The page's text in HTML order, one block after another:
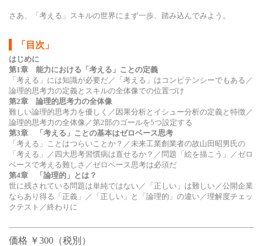
さあ、「考える」スキルの世界にまず一歩、踏み込んでみよう。
「目次」
はじめに
第1章 能力における「考える」ことの定義
「考える」には知識が必要だ／「考える」はコンピテンシーでもある／
論理的思考力の定義とスキルの全体像での位置づけ
第2章 論理的思考力の全体像
難しい論理的思考力を優しく／因果分析とイシュー分析の定義と特徴／
論理的思考力の全体像／第2部のゴールを5つ設定する
第3章 「考える」ことの基本はゼロベース思考
「考える」ことはつらいことか？／未来工業創業者の故山田昭男氏の
「考える」／四大思考習慣病は直せるか？／問題「絵を描こう」／ゼロ
ベースで考える難しさ／ゼロベース思考は必須だ
第4章 「論理的」とは？
世に残されている問題は単純ではない／「正しい」は難しい／公開企業
ならあり得る「正義」／「正しい」と「論理的」の違い／理解度チェッ
クテスト／終わりに
価格 ￥300（税別）